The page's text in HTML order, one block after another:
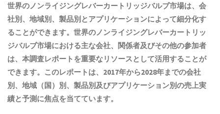
世界のノンライジングレバーカートリッジバルブ市場は、会
社別、地域別、製品別とアプリケーションによって細分化す
ることができます。世界のノンライジングレバーカートリッ
ジバルブ市場における主な会社、関係者及びその他の参加者
は、本調査レポートを重要なリソースとして活用することが
できます。このレポートは、2017年から2028年までの会社
別、地域（国）別、製品別及びアプリケーション別の売上実
績と予測に焦点を当てています。